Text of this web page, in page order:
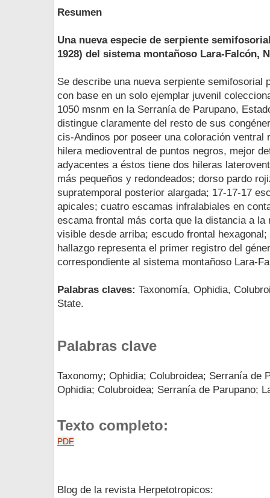
Resumen
Una nueva especie de serpiente
1928) del sistema montañoso Lara-Falcón,
Se describe una nueva serpiente semifosorial
con base en un solo ejemplar juvenil
1050 msnm en la Serranía de Parupano,
distingue claramente del resto de sus
cis-Andinos por poseer una coloración ventral
hilera medioventral de puntos negros, mejor
adyacentes a éstos tiene dos hileras
más pequeños y redondeados; dorso pardo
supratemporal posterior alargada; 17-17-17
apicales; cuatro escamas infralabiales en
escama frontal más corta que la distancia a
visible desde arriba; escudo frontal
hallazgo representa el primer registro del
correspondiente al sistema montañoso Lara-
Palabras claves: Taxonomía, Ophidia,
State.
Palabras clave
Taxonomy; Ophidia; Colubroidea; Serranía de
Ophidia; Colubroidea; Serranía de Parupano;
Texto completo:
PDF
Blog de la revista Herpetotropicos: